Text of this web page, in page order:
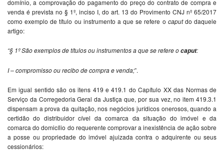
domínio, a comprovação do pagamento do preço do contrato de compra e
venda é prevista no § 1º, inciso I, do art. 13 do Provimento CNJ nº 65/2017
como exemplo de título ou instrumento a que se refere o caputdo daquele
artigo:
“§ 1º São exemplos de títulos ou instrumentos a que se refere ocaput:
I – compromisso ou recibo de compra e venda;”.
Em igual sentido são os itens 419 e 419.1 do Capítulo XX das Normas de
Serviço da Corregedoria Geral da Justiça que, por sua vez, no item 419.3.1
dispensam a prova da quitação, nos negócios jurídicos onerosos, quando a
certidão do distribuidor cível da comarca da situação do imóvel e da
comarca do domicílio do requerente comprovar a inexistência de ação sobre
a posse ou propriedade do imóvel ajuizada contra o adquirente ou seus
cessionários: